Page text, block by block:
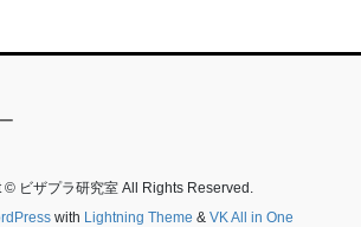
© ビザプラ研究室 All Rights Reserved.
with Lightning Theme & VK All in One